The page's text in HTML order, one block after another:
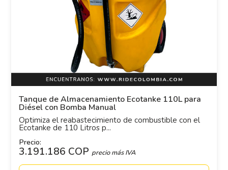
Tanque de Almacenamiento Ecotanke 110L para
Diésel con Bomba Manual
Optimiza el reabastecimiento de combustible con el
Ecotanke de 110 Litros p...
Precio:
3.191.186 COPprecio más IVA